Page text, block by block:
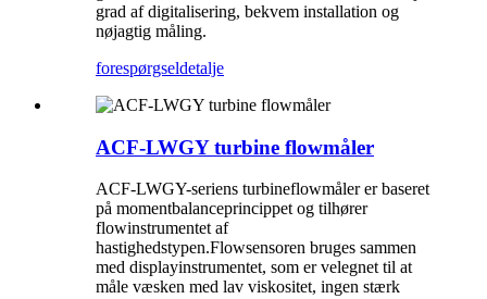
grad af digitalisering, bekvem installation og
nøjagtig måling.
forespørgseldetalje
ACF-LWGY turbine flowmåler
ACF-LWGY-seriens turbineflowmåler er baseret
på momentbalanceprincippet og tilhører
flowinstrumentet af
hastighedstypen.Flowsensoren bruges sammen
med displayinstrumentet, som er velegnet til at
måle væsken med lav viskositet, ingen stærk